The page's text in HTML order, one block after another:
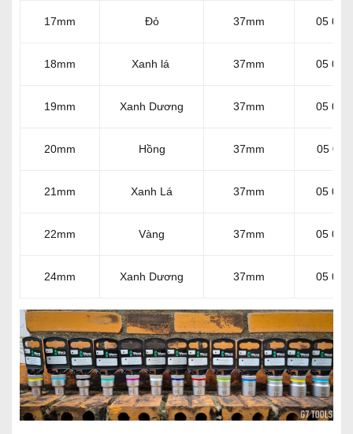
17mm Đỏ 37mm 05
18mm Xanh lá 37mm 05
19mm Xanh Dương 37mm 05
20mm Hồng 37mm 05
21mm Xanh Lá 37mm 05
22mm Vàng 37mm 05
24mm Xanh Dương 37mm 05